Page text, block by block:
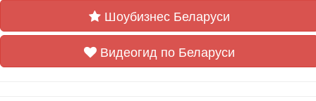
Шоубизнес Беларуси
Видеогид по Беларуси